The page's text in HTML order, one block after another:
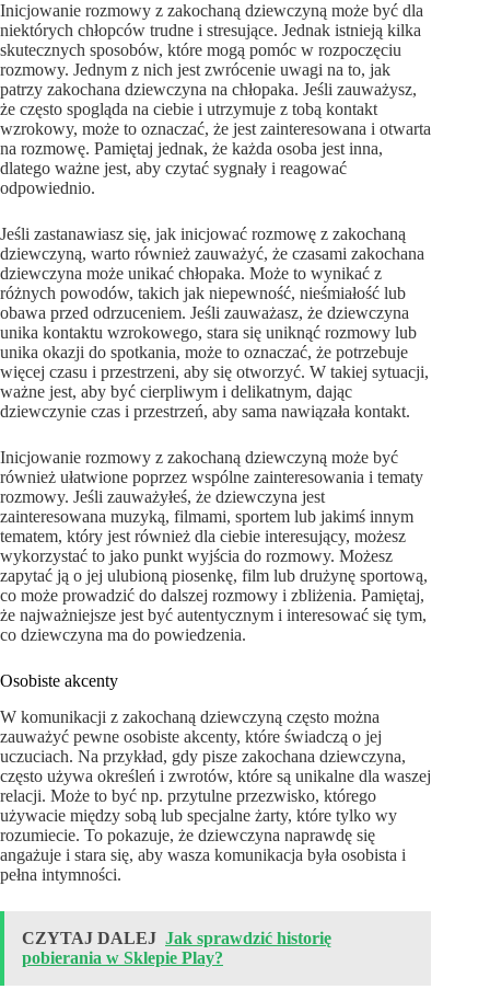
Inicjowanie rozmowy z zakochaną dziewczyną może być dla
niektórych chłopców trudne i stresujące. Jednak istnieją kilka
skutecznych sposobów, które mogą pomóc w rozpoczęciu
rozmowy. Jednym z nich jest zwrócenie uwagi na to, jak
patrzy zakochana dziewczyna na chłopaka. Jeśli zauważysz,
że często spogląda na ciebie i utrzymuje z tobą kontakt
wzrokowy, może to oznaczać, że jest zainteresowana i otwarta
na rozmowę. Pamiętaj jednak, że każda osoba jest inna,
dlatego ważne jest, aby czytać sygnały i reagować
odpowiednio.
Jeśli zastanawiasz się, jak inicjować rozmowę z zakochaną
dziewczyną, warto również zauważyć, że czasami zakochana
dziewczyna może unikać chłopaka. Może to wynikać z
różnych powodów, takich jak niepewność, nieśmiałość lub
obawa przed odrzuceniem. Jeśli zauważasz, że dziewczyna
unika kontaktu wzrokowego, stara się uniknąć rozmowy lub
unika okazji do spotkania, może to oznaczać, że potrzebuje
więcej czasu i przestrzeni, aby się otworzyć. W takiej sytuacji,
ważne jest, aby być cierpliwym i delikatnym, dając
dziewczynie czas i przestrzeń, aby sama nawiązała kontakt.
Inicjowanie rozmowy z zakochaną dziewczyną może być
również ułatwione poprzez wspólne zainteresowania i tematy
rozmowy. Jeśli zauważyłeś, że dziewczyna jest
zainteresowana muzyką, filmami, sportem lub jakimś innym
tematem, który jest również dla ciebie interesujący, możesz
wykorzystać to jako punkt wyjścia do rozmowy. Możesz
zapytać ją o jej ulubioną piosenkę, film lub drużynę sportową,
co może prowadzić do dalszej rozmowy i zbliżenia. Pamiętaj,
że najważniejsze jest być autentycznym i interesować się tym,
co dziewczyna ma do powiedzenia.
Osobiste akcenty
W komunikacji z zakochaną dziewczyną często można
zauważyć pewne osobiste akcenty, które świadczą o jej
uczuciach. Na przykład, gdy pisze zakochana dziewczyna,
często używa określeń i zwrotów, które są unikalne dla waszej
relacji. Może to być np. przytulne przezwisko, którego
używacie między sobą lub specjalne żarty, które tylko wy
rozumiecie. To pokazuje, że dziewczyna naprawdę się
angażuje i stara się, aby wasza komunikacja była osobista i
pełna intymności.
CZYTAJ DALEJ Jak sprawdzić historię
pobierania w Sklepie Play?